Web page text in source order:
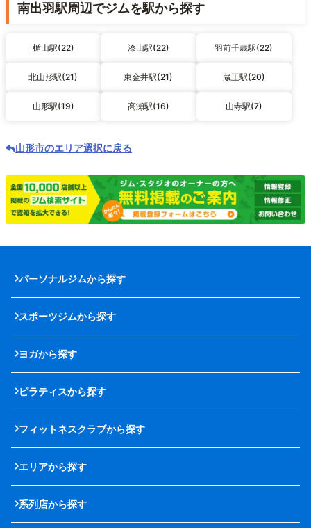
南出羽駅周辺でジムを駅から探す
楯山駅(22) 漆山駅(22) 羽前千歳駅(22)
北山形駅(21) 東金井駅(21) 蔵王駅(20)
山形駅(19) 高瀬駅(16) 山寺駅(7)
山形市のエリア選択に戻る
パーソナルジムから探す
スポーツジムから探す
ヨガから探す
ピラティスから探す
フィットネスクラブから探す
エリアから探す
系列店から探す